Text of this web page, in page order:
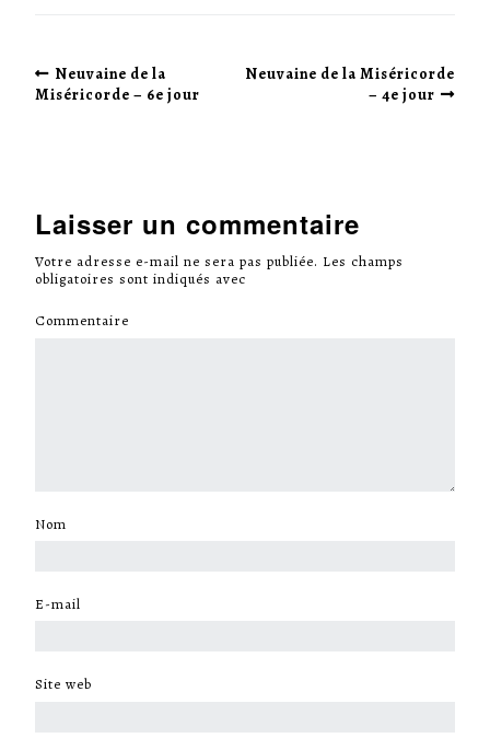
Neuvaine de la
Miséricorde – 6e jour
Neuvaine de la Miséricorde
– 4e jour
Laisser un commentaire
Votre adresse e-mail ne sera pas publiée. Les champs
obligatoires sont indiqués avec
Commentaire
Nom
E-mail
Site web